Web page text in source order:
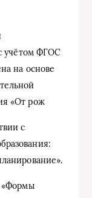
учётом ФГОС
на основе
«От рож
с
«Формы